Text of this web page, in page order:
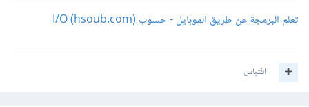
تعلم البرمجة عن طريق الموبايل - حسوب I/O (hsoub.com)
اقتباس